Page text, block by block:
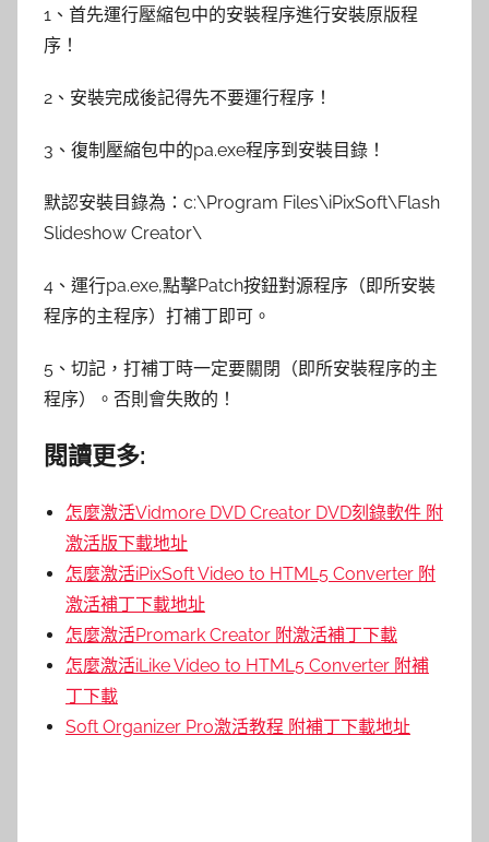
1、首先運行壓縮包中的安裝程序進行安裝原版程
序！
2、安裝完成後記得先不要運行程序！
3、復制壓縮包中的pa.exe程序到安裝目錄！
默認安裝目錄為：c:\Program Files\iPixSoft\Flash
Slideshow Creator\
4、運行pa.exe,點擊Patch按鈕對源程序（即所安裝
程序的主程序）打補丁即可。
5、切記，打補丁時一定要關閉（即所安裝程序的主
程序）。否則會失敗的！
閱讀更多:
怎麼激活Vidmore DVD Creator DVD刻錄軟件 附
激活版下載地址
怎麼激活iPixSoft Video to HTML5 Converter 附
激活補丁下載地址
怎麼激活Promark Creator 附激活補丁下載
怎麼激活iLike Video to HTML5 Converter 附補
丁下載
Soft Organizer Pro激活教程 附補丁下載地址